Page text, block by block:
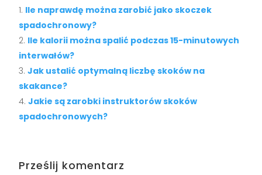
Ile naprawdę można zarobić jako skoczek
spadochronowy?
Ile kalorii można spalić podczas 15-minutowych
interwałów?
Jak ustalić optymalną liczbę skoków na
skakance?
Jakie są zarobki instruktorów skoków
spadochronowych?
Prześlij komentarz